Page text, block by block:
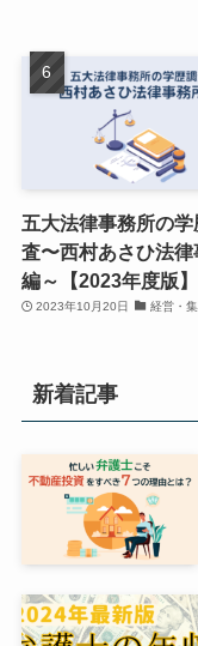
五大法律事務所の学
査〜西村あさひ法律
編～【2023年度版】
2023年10月20日 経営・
新着記事